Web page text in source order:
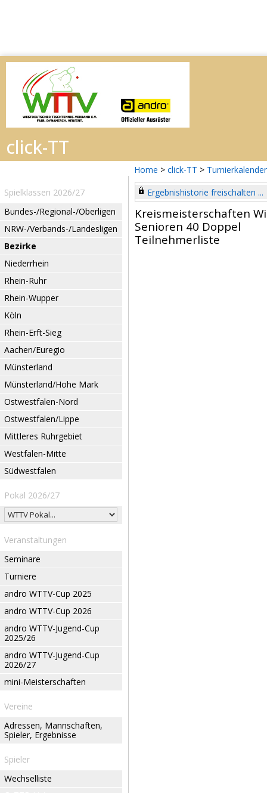
Home > click-TT > Turnierkalender
Spielklassen 2026/27
Bundes-/Regional-/Oberligen
NRW-/Verbands-/Landesligen
Bezirke
Niederrhein
Rhein-Ruhr
Rhein-Wupper
Köln
Rhein-Erft-Sieg
Aachen/Euregio
Münsterland
Münsterland/Hohe Mark
Ostwestfalen-Nord
Ostwestfalen/Lippe
Mittleres Ruhrgebiet
Westfalen-Mitte
Südwestfalen
Pokal 2026/27
Veranstaltungen
Seminare
Turniere
andro WTTV-Cup 2025
andro WTTV-Cup 2026
andro WTTV-Jugend-Cup
2025/26
andro WTTV-Jugend-Cup
2026/27
mini-Meisterschaften
Vereine
Adressen, Mannschaften,
Spieler, Ergebnisse
Spieler
Wechselliste
Ergebnishistorie freischalten ...
Kreismeisterschaften
Senioren 40 Doppel
Teilnehmerliste